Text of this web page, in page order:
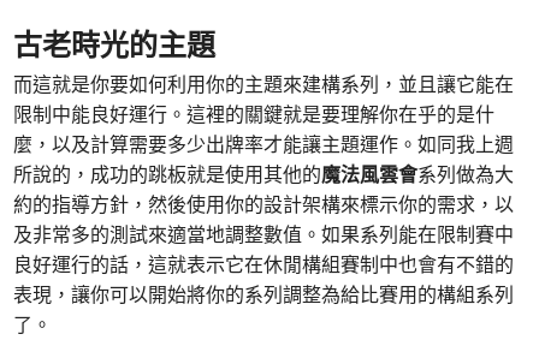
古老時光的主題
而這就是你要如何利用你的主題來建構系列，並且讓它能在
限制中能良好運行。這裡的關鍵就是要理解你在乎的是什
麼，以及計算需要多少出牌率才能讓主題運作。如同我上週
所說的，成功的跳板就是使用其他的魔法風雲會系列做為大
約的指導方針，然後使用你的設計架構來標示你的需求，以
及非常多的測試來適當地調整數值。如果系列能在限制賽中
良好運行的話，這就表示它在休閒構組賽制中也會有不錯的
表現，讓你可以開始將你的系列調整為給比賽用的構組系列
了。